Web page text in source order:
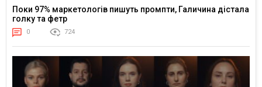
Поки 97% маркетологів пишуть промпти, Галичина дістала
голку та фетр
0 724